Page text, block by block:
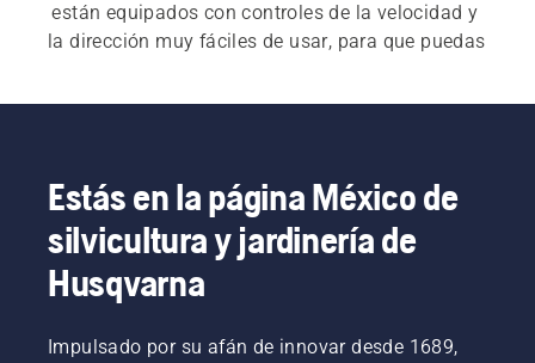
están equipados con controles de la velocidad y
la dirección muy fáciles de usar, para que puedas
nuestra guía de compra de tractores para
Estás en la página México de
silvicultura y jardinería de
Husqvarna
Impulsado por su afán de innovar desde 1689,